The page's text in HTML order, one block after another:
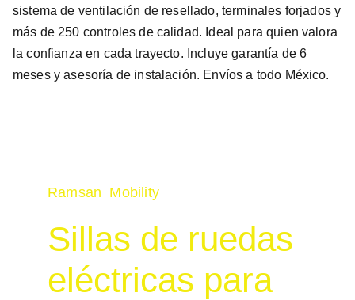
sistema de ventilación de resellado, terminales forjados y
más de 250 controles de calidad. Ideal para quien valora
la confianza en cada trayecto. Incluye garantía de 6
meses y asesoría de instalación. Envíos a todo México.
Ramsan  Mobility
Sillas de ruedas
eléctricas para